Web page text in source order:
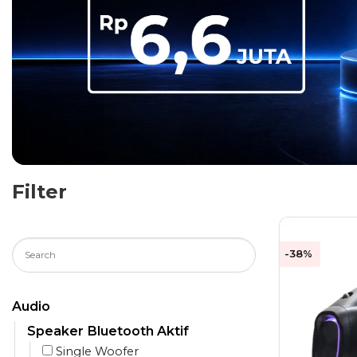
Filter
Audio
Speaker Bluetooth Aktif
Single Woofer
-38%